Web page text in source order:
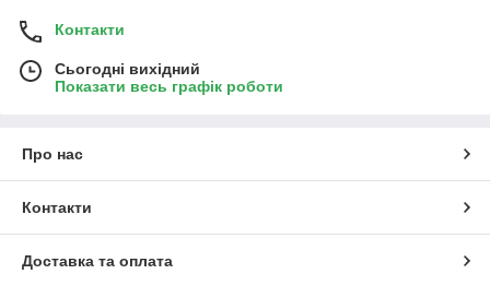
Контакти
Сьогодні вихідний
Показати весь графік роботи
Про нас
Контакти
Доставка та оплата